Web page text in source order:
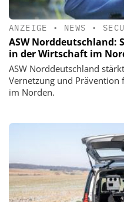
ANZEIGE • NEWS •
ASW Norddeutschland:
in der Wirtschaft im
ASW Norddeutschland
Vernetzung und
im Norden.